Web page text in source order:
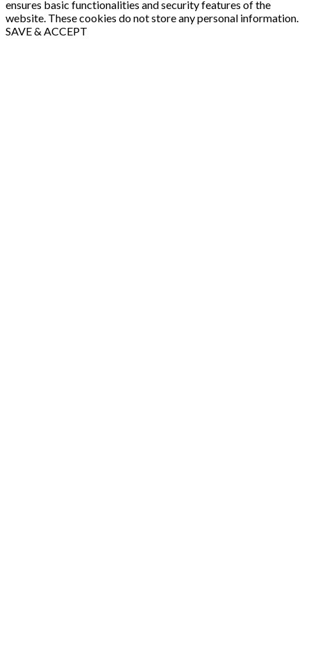
ensures basic functionalities and security features of the
website. These cookies do not store any personal information.
SAVE & ACCEPT